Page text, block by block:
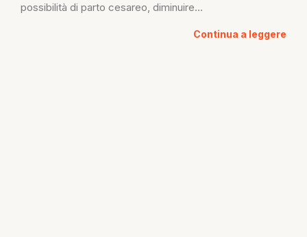
possibilità di parto cesareo, diminuire...
Continua a leggere